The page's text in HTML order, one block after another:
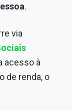
.
via
acesso à
de renda, o